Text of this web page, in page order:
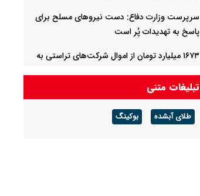
سرپرست وزارت دفاع: دست نیروهای مسلح برای
پاسخ به تهدیدات پُر است
۱۶۷۳ میلیارد تومان از اموال شرکت‌های تراستی به
توقیف شد
فرمانده نیروی هوایی ارتش: در دفاع از ایران، جان
بر کف خواهیم بود
تبلیغات متنی
طلای آبشده بوکینگ